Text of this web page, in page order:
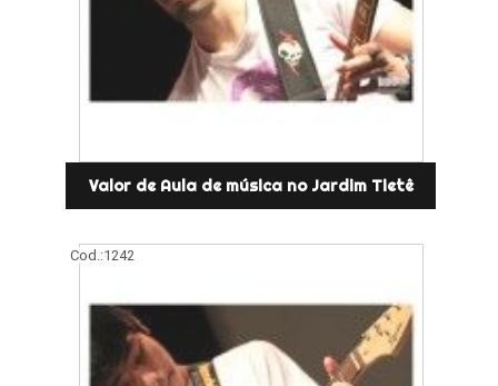
Valor de Aula de música no Jardim Tietê
Cod.:1242